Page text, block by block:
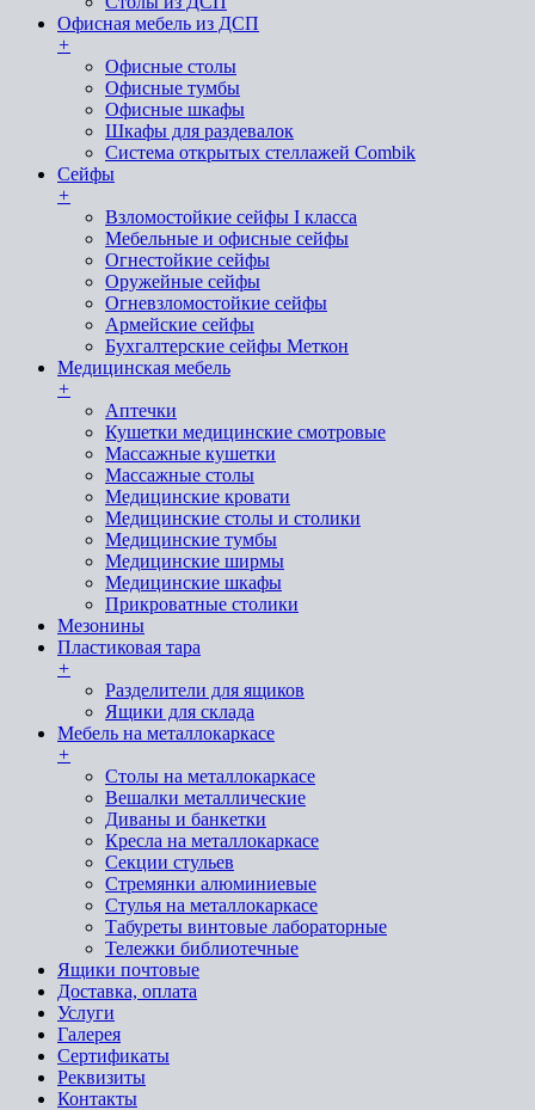
Офисная мебель из ДСП
+
Офисные столы
Офисные тумбы
Офисные шкафы
Шкафы для раздевалок
Система открытых стеллажей Combik
Сейфы
+
Взломостойкие сейфы I класса
Мебельные и офисные сейфы
Огнестойкие сейфы
Оружейные сейфы
Огневзломостойкие сейфы
Армейские сейфы
Бухгалтерские сейфы Меткон
Медицинская мебель
+
Аптечки
Кушетки медицинские смотровые
Массажные кушетки
Массажные столы
Медицинские кровати
Медицинские столы и столики
Медицинские тумбы
Медицинские ширмы
Медицинские шкафы
Прикроватные столики
Мезонины
Пластиковая тара
+
Разделители для ящиков
Ящики для склада
Мебель на металлокаркасе
+
Cтолы на металлокаркасе
Вешалки металлические
Диваны и банкетки
Кресла на металлокаркасе
Секции стульев
Стремянки алюминиевые
Стулья на металлокаркасе
Табуреты винтовые лабораторные
Тележки библиотечные
Ящики почтовые
Доставка, оплата
Услуги
Галерея
Сертификаты
Реквизиты
Контакты